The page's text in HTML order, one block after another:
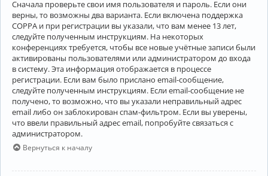
Сначала проверьте свои имя пользователя и пароль. Если они
верны, то возможны два варианта. Если включена поддержка
COPPA и при регистрации вы указали, что вам менее 13 лет,
следуйте полученным инструкциям. На некоторых
конференциях требуется, чтобы все новые учётные записи были
активированы пользователями или администратором до входа
в систему. Эта информация отображается в процессе
регистрации. Если вам было прислано email-сообщение,
следуйте полученным инструкциям. Если email-сообщение не
получено, то возможно, что вы указали неправильный адрес
email либо он заблокирован спам-фильтром. Если вы уверены,
что ввели правильный адрес email, попробуйте связаться с
администратором.
Вернуться к началу